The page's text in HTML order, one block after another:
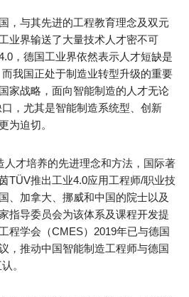
，与其先进的工程教育理念及双元
业界输送了大量技术人才密不可
，德国工业界依然表示人才短缺是
我国正处于制造业转型升级的重要
家战略，面向智能制造的人才无论
口，尤其是智能制造系统型、创新
为迫切。
人才培养的先进理念和方法，国际著
TÜV推出工业4.0应用工程师/职业技
、加拿大、挪威和中国的院士以及
指导委员会为该体系及课程开发提
程学会（CMES）2019年已与德国
，推动中国智能制造工程师与德国
。